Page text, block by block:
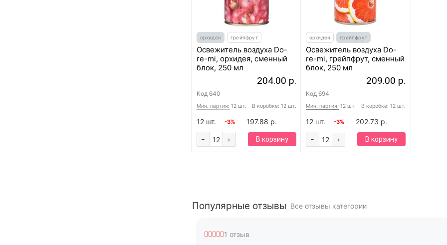
орхидея грейпфрут
Освежитель воздуха Do-
re-mi, орхидея, сменный
блок, 250 мл
204.00 р.
Код 640
Мин. партия: 12 шт. В коробке: 12 шт.
12 шт. -3% 197.88 р.
+
- В корзину
орхидея грейпфрут
Освежитель воздуха Do-
re-mi, грейпфрут, сменный
блок, 250 мл
209.00 р.
Код 694
Мин. партия: 12 шт. В коробке: 12 шт.
12 шт. -3% 202.73 р.
+
- В корзину
Популярные отзывы Все отзывы категории
1 отзыв